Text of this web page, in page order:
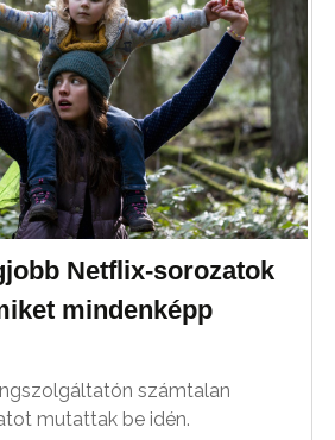
Netflix-sorozatok
mindenképp
számtalan
mutattak be idén.